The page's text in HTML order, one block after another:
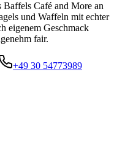
Café and More an
und Waffeln mit echter
eigenem Geschmack
fair.
+49 30 54773989